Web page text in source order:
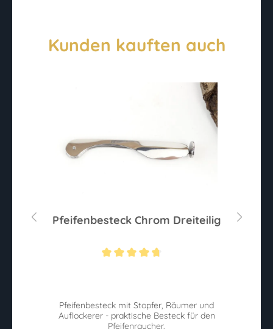
Kunden kauften auch
Pfeifenbesteck Chrom Dreiteilig
Pfeifenbesteck mit Stopfer, Räumer und
Auflockerer - praktische Besteck für den
Pfeifenraucher.